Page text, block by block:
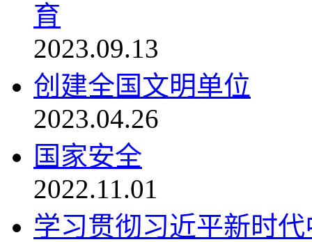
育
2023.09.13
创建全国文明单位
2023.04.26
国家安全
2022.11.01
学习贯彻习近平新时